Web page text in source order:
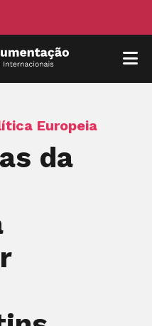
Europeia
da